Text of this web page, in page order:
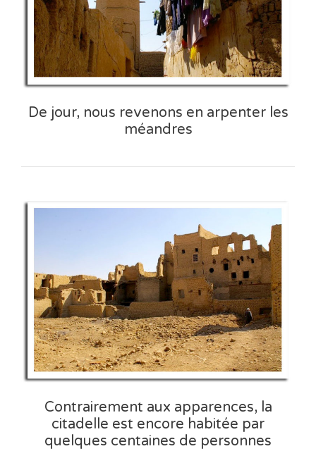
De jour, nous revenons en arpenter les
méandres
Contrairement aux apparences, la
citadelle est encore habitée par
quelques centaines de personnes